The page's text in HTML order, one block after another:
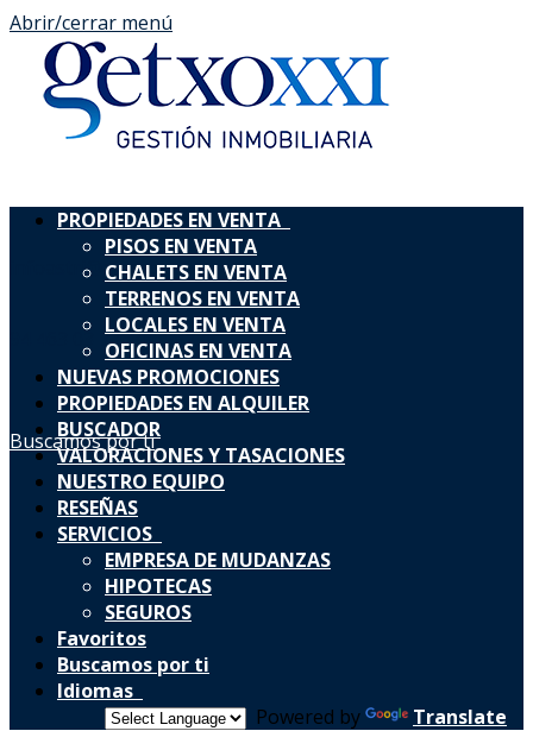
Abrir/cerrar menú
infoastri@ainmogetxo.com
94 463 03 73688698238
Buscamos por ti
PROPIEDADES EN VENTA
PISOS EN VENTA
CHALETS EN VENTA
TERRENOS EN VENTA
LOCALES EN VENTA
OFICINAS EN VENTA
NUEVAS PROMOCIONES
PROPIEDADES EN ALQUILER
BUSCADOR
VALORACIONES Y TASACIONES
NUESTRO EQUIPO
RESEÑAS
SERVICIOS
EMPRESA DE MUDANZAS
HIPOTECAS
SEGUROS
Favoritos
Buscamos por ti
Idiomas
Powered by
Translate